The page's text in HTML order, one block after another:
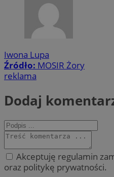
Iwona Lupa
Źródło: MOSIR Żory
reklama
Dodaj
Akceptuję regulamin
oraz politykę prywatności.